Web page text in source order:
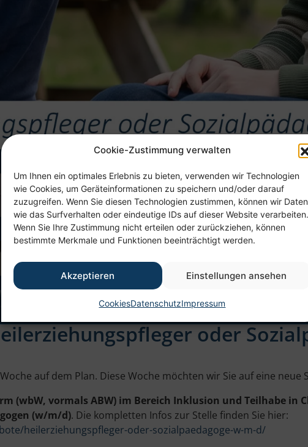
Cookie-Zustimmung verwalten
Um Ihnen ein optimales Erlebnis zu bieten, verwenden wir Technologien
wie Cookies, um Geräteinformationen zu speichern und/oder darauf
zuzugreifen. Wenn Sie diesen Technologien zustimmen, können wir Daten
wie das Surfverhalten oder eindeutige IDs auf dieser Website verarbeiten.
Wenn Sie Ihre Zustimmung nicht erteilen oder zurückziehen, können
bestimmte Merkmale und Funktionen beeinträchtigt werden.
Akzeptieren Einstellungen ansehen
CookiesDatenschutzImpressum
oder
auf dem Plan. Diese Woche möchten wir Sie auf eine neue
(wbW, vormals ABW) im Bereich Inklusion und Teilhabe in
(w/m/d). Die kompletten Infos zur Stelle finden Sie hier:
heilerziehungspfleger-oder-sozialpaedagoge-w-m-d/